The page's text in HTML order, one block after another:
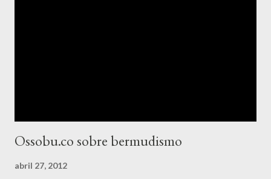
Ossobu.co sobre bermudismo
abril 27, 2012